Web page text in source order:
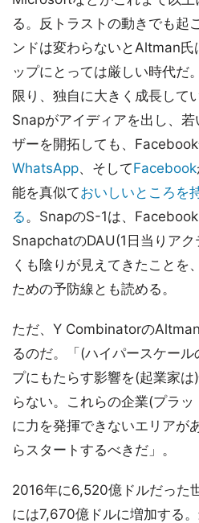
る。反トラストの動きでも起
ンドは変わらないとAltman
ップにとっては厳しい時代だ
限り、独自に大きく成長して
Snapがアイディアを出し、
ザーを開拓しても、
WhatsApp、そしてFacebook
能を真似ておいしいところを
る。SnapのS-1は、
SnapchatのDAU(1日当りア
くも陰りが見えてきたことを
ための予防線とも読める。
ただ、Y Combinatorの
るのだ。「(ハイパースケー
プにもたらす影響を(起業家
らない。これらの企業(プラ
に力を発揮できないエリアが
らスタートするべきだ」。
2016年に6,520億ドルだった
には7,670億ドルに増加する